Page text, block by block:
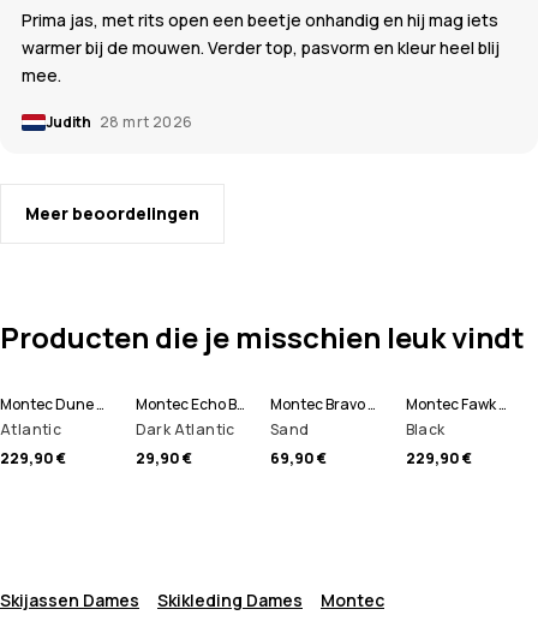
Prima jas, met rits open een beetje onhandig en hij mag iets
warmer bij de mouwen. Verder top, pasvorm en kleur heel blij
mee.
Judith 28 mrt 2026
Meer beoordelingen
Producten die je misschien leuk vindt
Montec Dune W Ski jas Dames
Atlantic
229,90 €
Montec Echo Beanie
Dark Atlantic
29,90 €
Montec Bravo W Fleece Trui Dames
Sand
69,90 €
Montec Fawk W Skibroek Dames
Black
229,90 €
Skijassen Dames Skikleding Dames Montec